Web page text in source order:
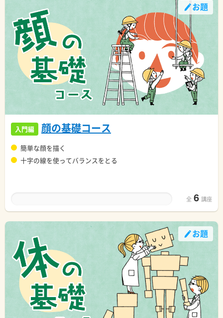
お題
入門編 顔の基礎コース
簡単な顔を描く
十字の線を使ってバランスをとる
全 6 講座
お題